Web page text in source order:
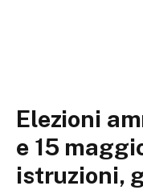
Elezioni
e 15
istruzioni,